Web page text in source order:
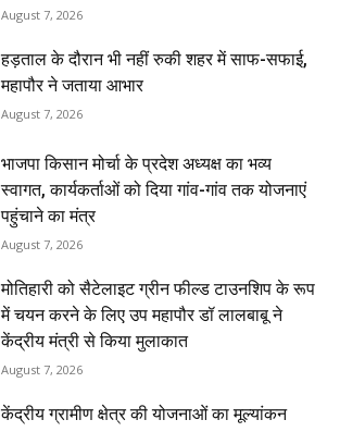
August 7, 2026
हड़ताल के दौरान भी नहीं रुकी शहर में साफ-सफाई,
महापौर ने जताया आभार
August 7, 2026
भाजपा किसान मोर्चा के प्रदेश अध्यक्ष का भव्य
स्वागत, कार्यकर्ताओं को दिया गांव-गांव तक योजनाएं
पहुंचाने का मंत्र
August 7, 2026
मोतिहारी को सैटेलाइट ग्रीन फील्ड टाउनशिप के रूप
में चयन करने के लिए उप महापौर डॉ लालबाबू ने
केंद्रीय मंत्री से किया मुलाकात
August 7, 2026
केंद्रीय ग्रामीण क्षेत्र की योजनाओं का मूल्यांकन